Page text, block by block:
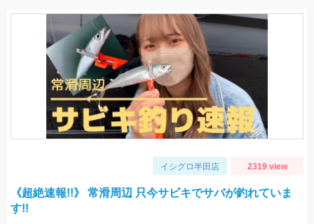
イシグロ半田店 2319 view
《超絶速報!!》 常滑周辺 只今サビキでサバが釣れていま
す!!